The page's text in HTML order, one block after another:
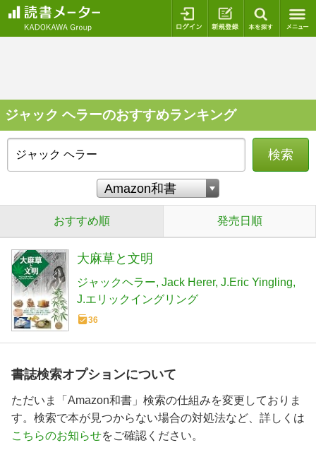
ログイン 新規登録
ジャック ヘラーのおすすめランキング
検索
おすすめ順 発売日順
大麻草と文明
ジャックヘラー Jack Herer J.Eric Yingling
J.エリックイングリング
36
書誌検索オプションについて
ただいま「Amazon和書」検索の仕組みを変更しておりま
す。検索で本が見つからない場合の対処法など、詳しくは
こちらのお知らせをご確認ください。